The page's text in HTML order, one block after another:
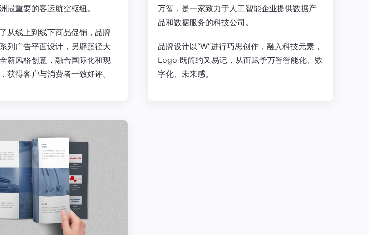
最重要的客运航空枢纽。
从线上到线下商品促销，品牌
列广告平面设计，另辟蹊径大
新风格创意，融合国际化和现
获得客户与消费者一致好评。
万智，是一家致力于人工智能企业提供数据产
品和数据服务的科技公司。
品牌设计以“W”进行巧思创作，融入科技元素，
Logo 既简约又易记，从而赋予万智智能化、数
字化、未来感。